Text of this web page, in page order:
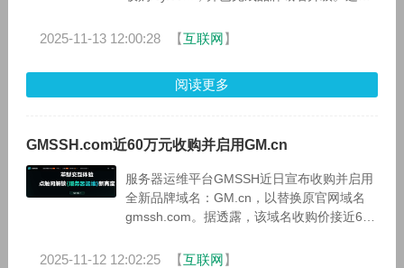
布，
2025-11-13 12:00:28 【互联网】
阅读更多
GMSSH.com近60万元收购并启用GM.cn
服务器运维平台GMSSH近日宣布收购并启用
全新品牌域名：GM.cn，以替换原官网域名
gmssh.com。据透露，该域名收购价接近60
2025-11-12 12:02:25 【互联网】